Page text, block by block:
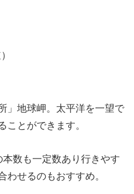
」地球岬。太平洋を一望で
ことができます。
数も一定数あり行きやす
わせるのもおすすめ。